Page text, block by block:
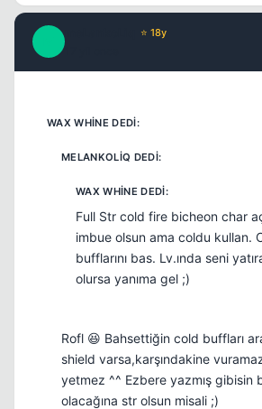
⭐ 18y
Full Str cold fire bicheon char
imbue olsun ama coldu kullan.
bufflarını bas. Lv.ında seni
olursa yanıma gel ;)
Rofl 😆 Bahsettiğin cold buffları
shield varsa,karşındakine
yetmez ^^ Ezbere yazmış gibisin
olacağına str olsun misali ;)